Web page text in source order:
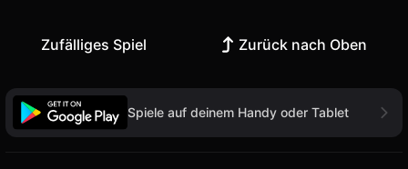
Zufälliges Spiel Zurück nach Oben
Spiele auf deinem Handy oder Tablet